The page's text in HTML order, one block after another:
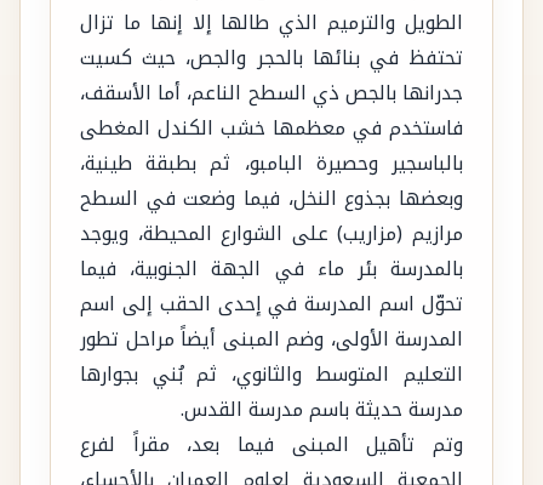
الطويل والترميم الذي طالها إلا إنها ما تزال
تحتفظ في بنائها بالحجر والجص، حيث كسيت
جدرانها بالجص ذي السطح الناعم، أما الأسقف،
فاستخدم في معظمها خشب الكندل المغطى
بالباسجير وحصيرة البامبو، ثم بطبقة طينية،
وبعضها بجذوع النخل، فيما وضعت في السطح
مرازيم (مزاريب) على الشوارع المحيطة، ويوجد
بالمدرسة بئر ماء في الجهة الجنوبية، فيما
تحوّل اسم المدرسة في إحدى الحقب إلى اسم
المدرسة الأولى، وضم المبنى أيضاً مراحل تطور
التعليم المتوسط والثانوي، ثم بُني بجوارها
مدرسة حديثة باسم مدرسة القدس.
وتم تأهيل المبنى فيما بعد، مقراً لفرع